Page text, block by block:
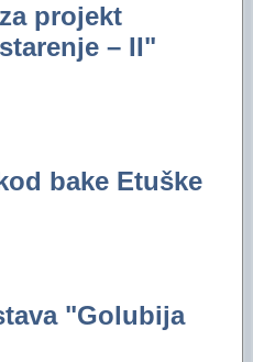
projekt
– II"
bake Etuške
"Golubija